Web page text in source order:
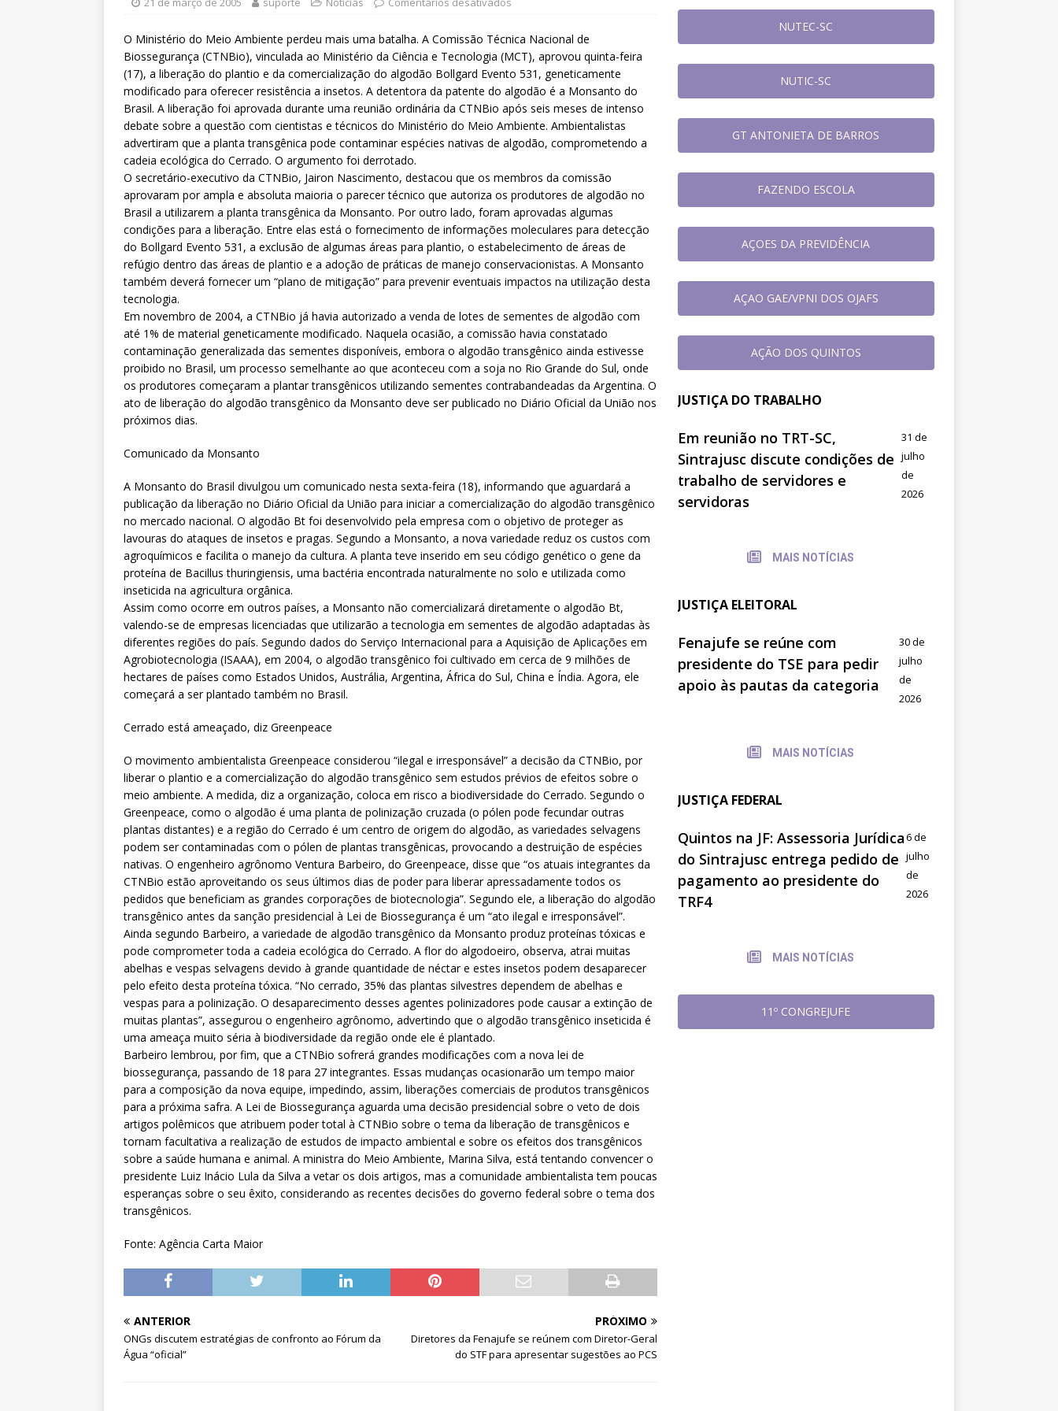
magistrados e possibilita perda do cargo
DESTAQUES
[ 6 de agosto de 2026 ] Dia 13 tem paralisação de duas horas. Veja as orientações do Sintrajusc
DESTAQUES
O Ministério do Meio Ambiente perdeu mais uma batalha. A Comissão Técnica Nacional de
Biossegurança (CTNBio), vinculada ao Ministério da Ciência e Tecnologia (MCT), aprovou quinta-feira
(17), a liberação do plantio e da comercialização do algodão Bollgard Evento 531, geneticamente
modificado para oferecer resistência a insetos. A detentora da patente do algodão é a Monsanto do
Brasil. A liberação foi aprovada durante uma reunião ordinária da CTNBio após seis meses de intenso
debate sobre a questão com cientistas e técnicos do Ministério do Meio Ambiente. Ambientalistas
advertiram que a planta transgênica pode contaminar espécies nativas de algodão, comprometendo a
cadeia ecológica do Cerrado. O argumento foi derrotado.
O secretário-executivo da CTNBio, Jairon Nascimento, destacou que os membros da comissão
aprovaram por ampla e absoluta maioria o parecer técnico que autoriza os produtores de algodão no
Brasil a utilizarem a planta transgênica da Monsanto. Por outro lado, foram aprovadas algumas
condições para a liberação. Entre elas está o fornecimento de informações moleculares para detecção
do Bollgard Evento 531, a exclusão de algumas áreas para plantio, o estabelecimento de áreas de
refúgio dentro das áreas de plantio e a adoção de práticas de manejo conservacionistas. A Monsanto
também deverá fornecer um “plano de mitigação” para prevenir eventuais impactos na utilização desta
tecnologia.
Em novembro de 2004, a CTNBio já havia autorizado a venda de lotes de sementes de algodão com
até 1% de material geneticamente modificado. Naquela ocasião, a comissão havia constatado
contaminação generalizada das sementes disponíveis, embora o algodão transgênico ainda estivesse
proibido no Brasil, um processo semelhante ao que aconteceu com a soja no Rio Grande do Sul, onde
os produtores começaram a plantar transgênicos utilizando sementes contrabandeadas da Argentina. O
ato de liberação do algodão transgênico da Monsanto deve ser publicado no Diário Oficial da União nos
próximos dias.
Comunicado da Monsanto
A Monsanto do Brasil divulgou um comunicado nesta sexta-feira (18), informando que aguardará a
publicação da liberação no Diário Oficial da União para iniciar a comercialização do algodão transgênico
no mercado nacional. O algodão Bt foi desenvolvido pela empresa com o objetivo de proteger as
lavouras do ataques de insetos e pragas. Segundo a Monsanto, a nova variedade reduz os custos com
agroquímicos e facilita o manejo da cultura. A planta teve inserido em seu código genético o gene da
proteína de Bacillus thuringiensis, uma bactéria encontrada naturalmente no solo e utilizada como
inseticida na agricultura orgânica.
Assim como ocorre em outros países, a Monsanto não comercializará diretamente o algodão Bt,
valendo-se de empresas licenciadas que utilizarão a tecnologia em sementes de algodão adaptadas às
diferentes regiões do país. Segundo dados do Serviço Internacional para a Aquisição de Aplicações em
Agrobiotecnologia (ISAAA), em 2004, o algodão transgênico foi cultivado em cerca de 9 milhões de
hectares de países como Estados Unidos, Austrália, Argentina, África do Sul, China e Índia. Agora, ele
começará a ser plantado também no Brasil.
Cerrado está ameaçado, diz Greenpeace
O movimento ambientalista Greenpeace considerou “ilegal e irresponsável” a decisão da CTNBio, por
liberar o plantio e a comercialização do algodão transgênico sem estudos prévios de efeitos sobre o
meio ambiente. A medida, diz a organização, coloca em risco a biodiversidade do Cerrado. Segundo o
Greenpeace, como o algodão é uma planta de polinização cruzada (o pólen pode fecundar outras
plantas distantes) e a região do Cerrado é um centro de origem do algodão, as variedades selvagens
podem ser contaminadas com o pólen de plantas transgênicas, provocando a destruição de espécies
nativas. O engenheiro agrônomo Ventura Barbeiro, do Greenpeace, disse que “os atuais integrantes da
CTNBio estão aproveitando os seus últimos dias de poder para liberar apressadamente todos os
pedidos que beneficiam as grandes corporações de biotecnologia”. Segundo ele, a liberação do algodão
transgênico antes da sanção presidencial à Lei de Biossegurança é um “ato ilegal e irresponsável”.
Ainda segundo Barbeiro, a variedade de algodão transgênico da Monsanto produz proteínas tóxicas e
pode comprometer toda a cadeia ecológica do Cerrado. A flor do algodoeiro, observa, atrai muitas
abelhas e vespas selvagens devido à grande quantidade de néctar e estes insetos podem desaparecer
pelo efeito desta proteína tóxica. “No cerrado, 35% das plantas silvestres dependem de abelhas e
vespas para a polinização. O desaparecimento desses agentes polinizadores pode causar a extinção de
muitas plantas”, assegurou o engenheiro agrônomo, advertindo que o algodão transgênico inseticida é
uma ameaça muito séria à biodiversidade da região onde ele é plantado.
Barbeiro lembrou, por fim, que a CTNBio sofrerá grandes modificações com a nova lei de
biossegurança, passando de 18 para 27 integrantes. Essas mudanças ocasionarão um tempo maior
para a composição da nova equipe, impedindo, assim, liberações comerciais de produtos transgênicos
para a próxima safra. A Lei de Biossegurança aguarda uma decisão presidencial sobre o veto de dois
artigos polêmicos que atribuem poder total à CTNBio sobre o tema da liberação de transgênicos e
tornam facultativa a realização de estudos de impacto ambiental e sobre os efeitos dos transgênicos
sobre a saúde humana e animal. A ministra do Meio Ambiente, Marina Silva, está tentando convencer o
presidente Luiz Inácio Lula da Silva a vetar os dois artigos, mas a comunidade ambientalista tem poucas
esperanças sobre o seu êxito, considerando as recentes decisões do governo federal sobre o tema dos
transgênicos.
Fonte: Agência Carta Maior
ANTERIOR
ONGs discutem estratégias de confronto ao Fórum da
Água “oficial”
PRÓXIMO
Diretores da Fenajufe se reúnem com Diretor-Geral
do STF para apresentar sugestões ao PCS
NUTEC-SC
NUTIC-SC
GT ANTONIETA DE BARROS
FAZENDO ESCOLA
AÇOES DA PREVIDÊNCIA
AÇAO GAE/VPNI DOS OJAFS
AÇÃO DOS QUINTOS
JUSTIÇA DO TRABALHO
Em reunião no TRT-SC,
Sintrajusc discute condições de
trabalho de servidores e
servidoras
31 de
julho
de
2026
MAIS NOTÍCIAS
JUSTIÇA ELEITORAL
Fenajufe se reúne com
presidente do TSE para pedir
apoio às pautas da categoria
30 de
julho
de
2026
MAIS NOTÍCIAS
JUSTIÇA FEDERAL
Quintos na JF: Assessoria Jurídica
do Sintrajusc entrega pedido de
pagamento ao presidente do
TRF4
6 de
julho
de
2026
MAIS NOTÍCIAS
11º CONGREJUFE